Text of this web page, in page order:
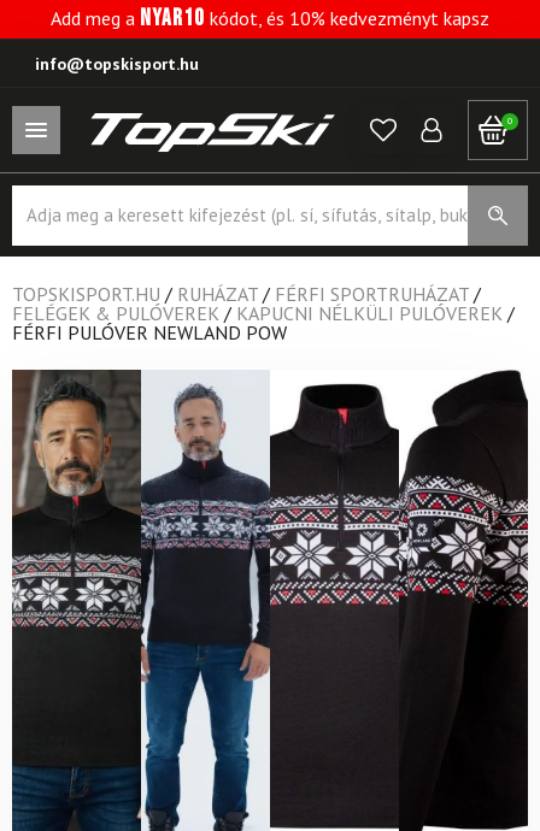
Add meg a NYAR10 kódot, és 10% kedvezményt kapsz
info@topskisport.hu
0
search
TOPSKISPORT.HU / RUHÁZAT / FÉRFI SPORTRUHÁZAT /
FELÉGEK & PULÓVEREK / KAPUCNI NÉLKÜLI PULÓVEREK /
FÉRFI PULÓVER NEWLAND POW